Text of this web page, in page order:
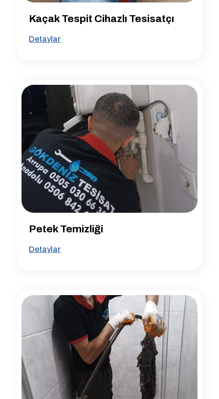
Kaçak Tespit Cihazlı Tesisatçı
Detaylar
Petek Temizliği
Detaylar